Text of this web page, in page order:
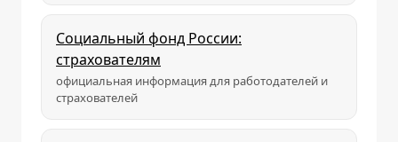
Социальный фонд России:
страхователям
официальная информация для работодателей и
страхователей